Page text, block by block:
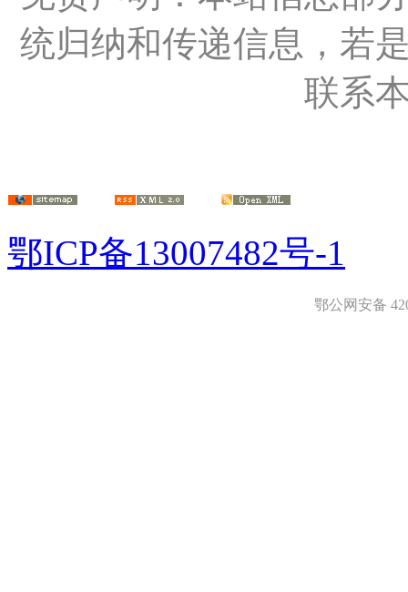
统归纳和传递信息，若
联系
鄂ICP备13007482号-1
鄂公网安备